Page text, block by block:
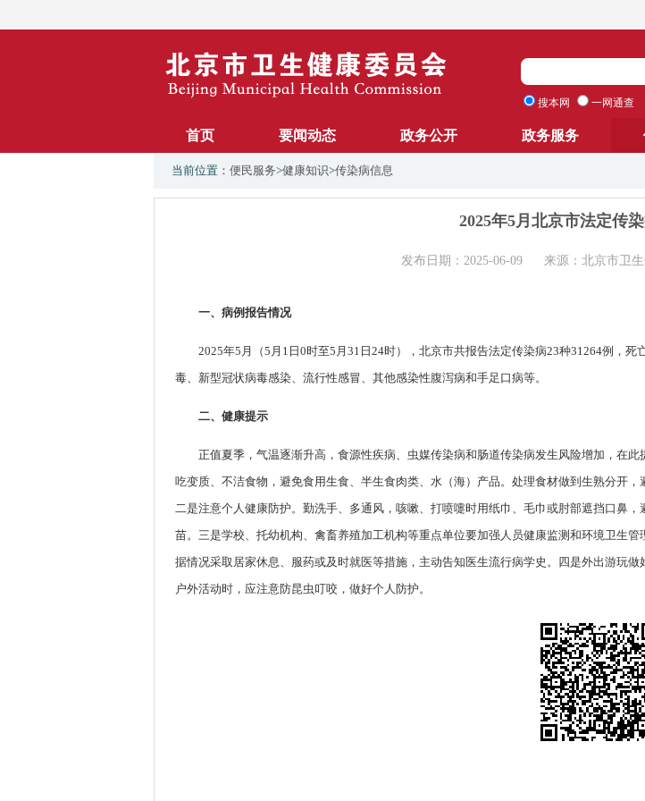
搜本网 一网通查
首页 要闻动态 政务公开 政务服务
当前位置： 便民服务>健康知识>传染病信息
2025年5月北京市法定传
发布日期：2025-06-09 来源：北京市卫
一、病例报告情况
2025年5月（5月1日0时至5月31日24时），北京市共报告法定传染病23种31264例，
毒、新型冠状病毒感染、流行性感冒、其他感染性腹泻病和手足口病等。
二、健康提示
正值夏季，气温逐渐升高，食源性疾病、虫媒传染病和肠道传染病发生风险增加，在
吃变质、不洁食物，避免食用生食、半生食肉类、水（海）产品。处理食材做到生熟分开
二是注意个人健康防护。勤洗手、多通风，咳嗽、打喷嚏时用纸巾、毛巾或肘部遮挡口鼻
苗。三是学校、托幼机构、禽畜养殖加工机构等重点单位要加强人员健康监测和环境卫生
据情况采取居家休息、服药或及时就医等措施，主动告知医生流行病学史。四是外出游玩
户外活动时，应注意防昆虫叮咬，做好个人防护。